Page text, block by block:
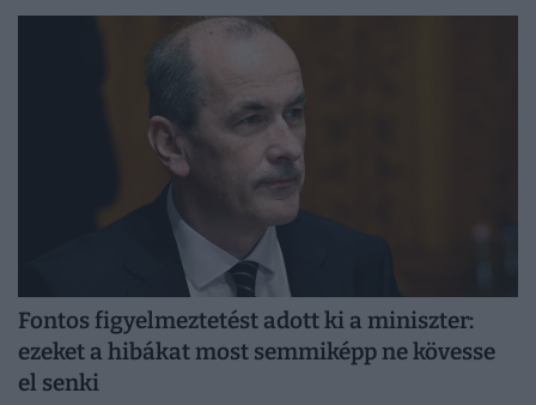
megnyitását kérte a nap legmelegebb óráiban
Fontos figyelmeztetést adott ki a miniszter:
ezeket a hibákat most semmiképp ne kövesse
el senki